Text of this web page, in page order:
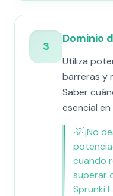
3
Dominio
Utiliza
barreras y
Saber
esencial
💡¡No
cuando
superar
Sprunki